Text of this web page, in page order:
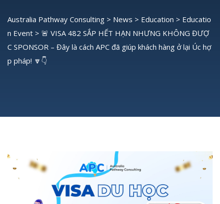
Australia Pathway Consulting > News > Education > Educatio
n Event > 🚨 VISA 482 SẮP HẾT HẠN NHƯNG KHÔNG ĐƯỢ
C SPONSOR – Đây là cách APC đã giúp khách hàng ở lại Úc hợ
p pháp! 🔽👇